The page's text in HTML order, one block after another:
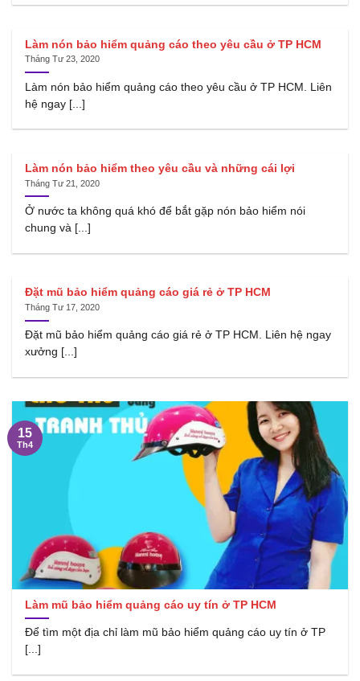
Làm nón bảo hiểm quảng cáo theo yêu cầu ở TP HCM
Tháng Tư 23, 2020
Làm nón bảo hiểm quảng cáo theo yêu cầu ở TP HCM. Liên
hệ ngay [...]
Làm nón bảo hiểm theo yêu cầu và những cái lợi
Tháng Tư 21, 2020
Ở nước ta không quá khó để bắt gặp nón bảo hiểm nói
chung và [...]
Đặt mũ bảo hiểm quảng cáo giá rẻ ở TP HCM
Tháng Tư 17, 2020
Đặt mũ bảo hiểm quảng cáo giá rẻ ở TP HCM. Liên hệ ngay
xưởng [...]
Làm mũ bảo hiểm quảng cáo uy tín ở TP HCM
Để tìm một địa chỉ làm mũ bảo hiểm quảng cáo uy tín ở TP
[...]
15
Th4